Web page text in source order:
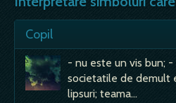
Copil
- nu este un vis bun; -
societatile de demult
lipsuri; teama…